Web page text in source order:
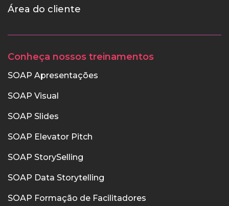
Área do cliente
Conheça nossos treinamentos
SOAP Apresentações
SOAP Visual
SOAP Slides
SOAP Elevator Pitch
SOAP StorySelling
SOAP Data Storytelling
SOAP Formação de Facilitadores